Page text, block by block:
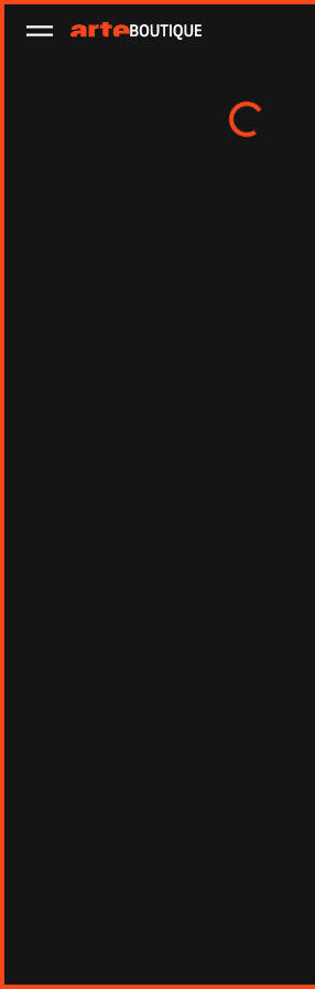
Ouvrir le menu